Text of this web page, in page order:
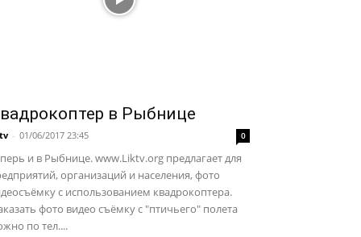
в Рыбнице
- 01/06/2017 23:45 0
и в Рыбнице. www.Liktv.org предлагает для
организаций и населения, фото
с использованием квадрокоптера.
фото видео съёмку с "птичьего" полета
по тел....